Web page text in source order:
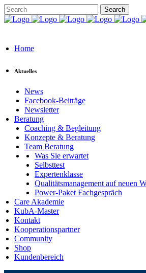
Home
Aktuelles
News
Facebook-Beiträge
Newsletter
Beratung
Coaching & Begleitung
Konzepte & Beratung
Team Beratung
Was Sie erwartet
Selbsttest
Expertenklasse
Qualitätsmanagement auf neuen
Power-Paket Fachgespräch
Care Akademie
KubA-Master
Kontakt
Kooperationspartner
Community
Shop
Kundenbereich